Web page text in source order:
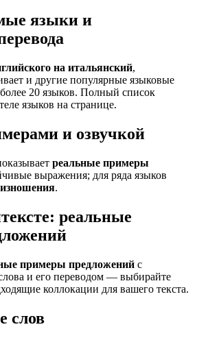
языки и
на итальянский,
и другие популярные языковые
20 языков. Полный список
языков на странице.
и озвучкой
реальные примеры
выражения; для ряда языков
.
реальные
примеры предложений с
и его переводом — выбирайте
коллокации для вашего текста.
слов